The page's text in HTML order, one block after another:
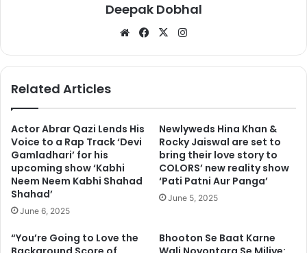
Winners under British India,
Legends under Free India. Witness
the golden era of Indian Hockey
Now :
vies @FarOutAkhtar @ritesh_sid
@kagtireema
@Roymouni
@kapoorkkunal
@TheAmitSadh
@ItsVineetSingh
@SunnyK0
— Akshay Kumar (@akshaykumar)
Deepak Dobhal
We
te
Fa
bo
X
ra
Related Articles
Actor Abrar Qazi Lends His
Voice to a Rap Track ‘Devi
Gamladhari’ for his
upcoming show ‘Kabhi
Neem Neem Kabhi Shahad
Shahad’
June 6, 2025
Newlyweds Hina Khan &
Rocky Jaiswal are set to
bring their love story to
COLORS’ new reality show
‘Pati Patni Aur Panga’
June 5, 2025
“You’re Going to Love the
Bhooton Se Baat Karne